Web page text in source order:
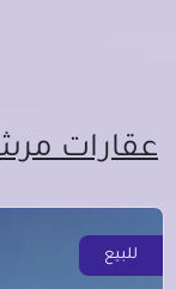
عقارات
للبيع